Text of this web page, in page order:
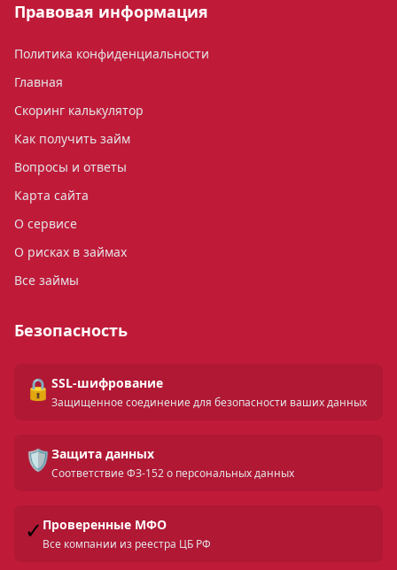
Правовая информация
Политика конфиденциальности
Главная
Скоринг калькулятор
Как получить займ
Вопросы и ответы
Карта сайта
О сервисе
О рисках в займах
Все займы
Безопасность
🔒 SSL-шифрование
Защищенное соединение для безопасности ваших данных
🛡️ Защита данных
Соответствие ФЗ-152 о персональных данных
✓ Проверенные МФО
Все компании из реестра ЦБ РФ